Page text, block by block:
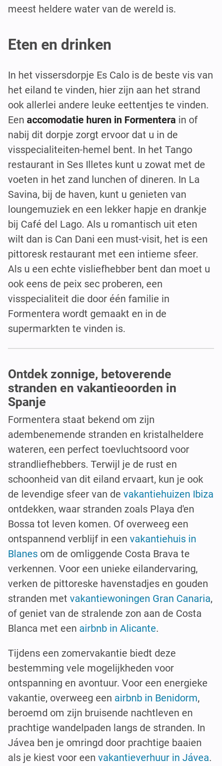
meest heldere water van de wereld is.
Eten en drinken
In het vissersdorpje Es Calo is de beste vis van
het eiland te vinden, hier zijn aan het strand
ook allerlei andere leuke eettentjes te vinden.
Een accomodatie huren in Formentera in of
nabij dit dorpje zorgt ervoor dat u in de
visspecialiteiten-hemel bent. In het Tango
restaurant in Ses Illetes kunt u zowat met de
voeten in het zand lunchen of dineren. In La
Savina, bij de haven, kunt u genieten van
loungemuziek en een lekker hapje en drankje
bij Café del Lago. Als u romantisch uit eten
wilt dan is Can Dani een must-visit, het is een
pittoresk restaurant met een intieme sfeer.
Als u een echte visliefhebber bent dan moet u
ook eens de peix sec proberen, een
visspecialiteit die door één familie in
Formentera wordt gemaakt en in de
supermarkten te vinden is.
Ontdek zonnige, betoverende
stranden en vakantieoorden in
Spanje
Formentera staat bekend om zijn
adembenemende stranden en kristalheldere
wateren, een perfect toevluchtsoord voor
strandliefhebbers. Terwijl je de rust en
schoonheid van dit eiland ervaart, kun je ook
de levendige sfeer van de vakantiehuizen Ibiza
ontdekken, waar stranden zoals Playa d'en
Bossa tot leven komen. Of overweeg een
ontspannend verblijf in een vakantiehuis in
Blanes om de omliggende Costa Brava te
verkennen. Voor een unieke eilandervaring,
verken de pittoreske havenstadjes en gouden
stranden met vakantiewoningen Gran Canaria,
of geniet van de stralende zon aan de Costa
Blanca met een airbnb in Alicante.
Tijdens een zomervakantie biedt deze
bestemming vele mogelijkheden voor
ontspanning en avontuur. Voor een energieke
vakantie, overweeg een airbnb in Benidorm,
beroemd om zijn bruisende nachtleven en
prachtige wandelpaden langs de stranden. In
Jávea ben je omringd door prachtige baaien
als je kiest voor een vakantieverhuur in Jávea.